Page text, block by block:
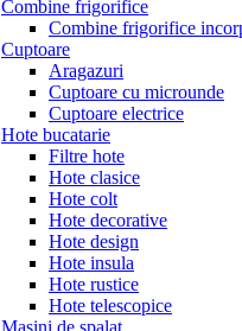
Combine frigorifice
Combine frigorifice
Cuptoare
Aragazuri
Cuptoare cu microunde
Cuptoare electrice
Hote bucatarie
Filtre hote
Hote clasice
Hote colt
Hote decorative
Hote design
Hote insula
Hote rustice
Hote telescopice